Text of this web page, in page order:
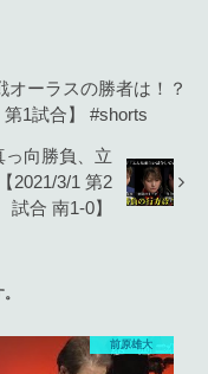
オーラスの勝者は！？
第1試合】 #shorts
っ向勝負、立
2021/3/1 第2
試合 南1-0】
前原雄大